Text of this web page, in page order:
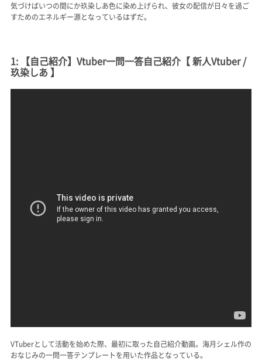
気づけばいつの間にか玖染しあ色に染め上げられ、彼女の配信が日々を過ご
すためのエネルギー源となっているはずだ。
1: 【自己紹介】Vtuber一問一答自己紹介【 新人Vtuber /
玖染しあ 】
VTuberとして活動を始めた際、最初に取った自己紹介動画。海月シェル作の
おなじみの一問一答テンプレートを用いた作品となっている。